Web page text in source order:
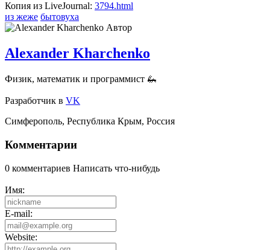
Копия из LiveJournal: 3794.html
из жеже бытовуха
Автор
Alexander Kharchenko
Физик, математик и программист 🦗
Разработчик в VK
Симферополь, Республика Крым, Россия
Комментарии
0 комментариев Написать что-нибудь
Имя:
E-mail:
Website: